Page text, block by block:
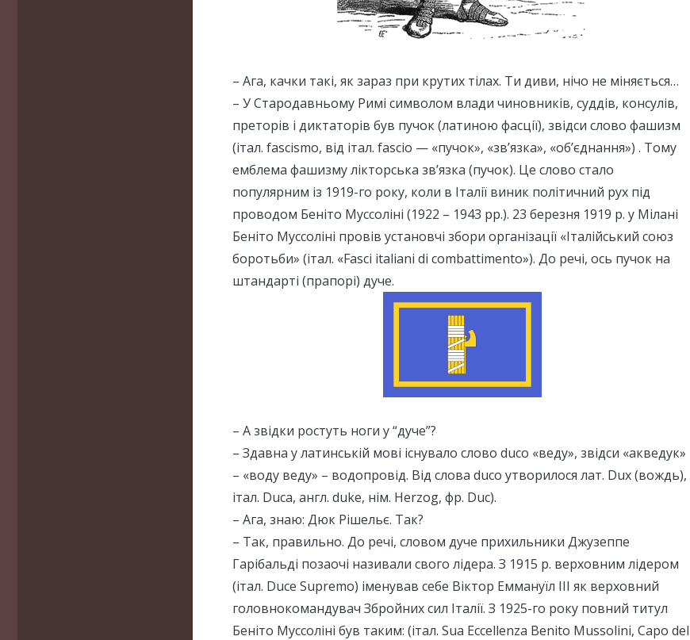
– Ага, качки такі, як зараз при крутих тілах. Ти диви, нічо не міняється…
– У Стародавньому Римі символом влади чиновників, суддів, консулів,
преторів і диктаторів був пучок (латиною фасції), звідси слово фашизм
(італ. fascismo, від італ. fascio — «пучок», «зв’язка», «об’єднання») . Тому
емблема фашизму лікторська зв’язка (пучок). Це слово стало
популярним із 1919-го року, коли в Італії виник політичний рух під
проводом Беніто Муссоліні (1922 – 1943 рр.). 23 березня 1919 р. у Мілані
Беніто Муссоліні провів установчі збори організації «Італійський союз
боротьби» (італ. «Fasci italiani di combattimento»). До речі, ось пучок на
штандарті (прапорі) дуче.
– А звідки ростуть ноги у “дуче”?
– Здавна у латинській мові існувало слово duco «веду», звідси «акведук»
– «воду веду» – водопровід. Від слова duco утворилося лат. Dux (вождь),
італ. Duca, англ. duke, нім. Herzog, фр. Duc).
– Ага, знаю: Дюк Рішельє. Так?
– Так, правильно. До речі, словом дуче прихильники Джузеппе
Гарібальді позаочі називали свого лідера. З 1915 р. верховним лідером
(італ. Duce Supremo) іменував себе Віктор Еммануїл III як верховний
головнокомандувач Збройних сил Італії. З 1925-го року повний титул
Беніто Муссоліні був таким: (італ. Sua Eccellenza Benito Mussolini, Capo del